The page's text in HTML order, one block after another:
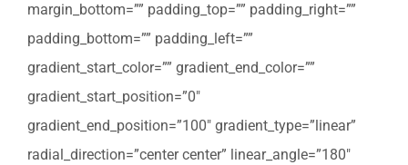
margin_bottom=”” padding_top=”” padding_right=””
padding_bottom=”” padding_left=””
gradient_start_color=”” gradient_end_color=””
gradient_start_position=”0″
gradient_end_position=”100″ gradient_type=”linear”
radial_direction=”center center” linear_angle=”180″